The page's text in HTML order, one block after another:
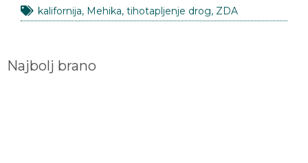
kalifornija, Mehika, tihotapljenje drog, ZDA
Najbolj brano